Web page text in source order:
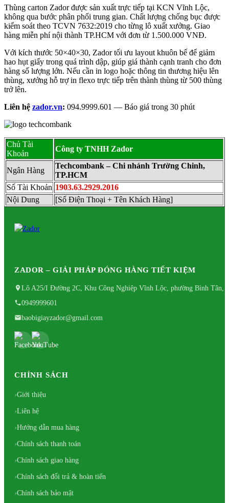
Thùng carton Zador được sản xuất trực tiếp tại KCN Vĩnh Lộc,
không qua bước phân phối trung gian. Chất lượng chống bục được
kiểm soát theo TCVN 7632:2019 cho từng lô xuất xưởng. Giao
hàng miễn phí nội thành TP.HCM với đơn từ 1.500.000 VNĐ.
Với kích thước 50×40×30, Zador tối ưu layout khuôn bế để giảm
hao hụt giấy trong quá trình dập, giúp giá thành cạnh tranh cho đơn
hàng số lượng lớn. Nếu cần in logo hoặc thông tin thương hiệu lên
thùng, xưởng hỗ trợ in flexo trực tiếp trên thành thùng từ 500 thùng
trở lên.
Liên hệ zador.vn: 094.9999.601 — Báo giá trong 30 phút
Chủ Tài
Khoản
Công ty TNHH Zador
Ngân Hàng
Techcombank – Chi nhánh Trường Chinh,
TP.HCM
Số Tài Khoản 1903.63.2929.2016
Nội Dung
[Số Điện Thoại + Tên Khách Hàng]
ZADOR – GIẢI PHÁP ĐÓNG HÀNG TIẾT KIỆM
Lô A25/I Đường 2C, Khu Công Nghiệp Vĩnh Lộc, phường Bình Tân,
0949999601
baobigiayzador@gmail.com
CHÍNH SÁCH
Giới thiệu
Liên hệ
Hướng dẫn mua hàng
Chính sách thanh toán
Chính sách giao hàng
Chính sách đổi trả & hoàn tiến
Chính sách bảo mật